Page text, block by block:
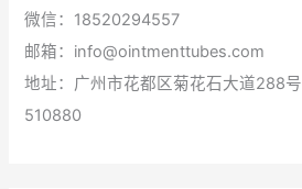
微信：18520294557
邮箱：info@ointmenttubes.com
地址：广州市花都区菊花石大道288
510880